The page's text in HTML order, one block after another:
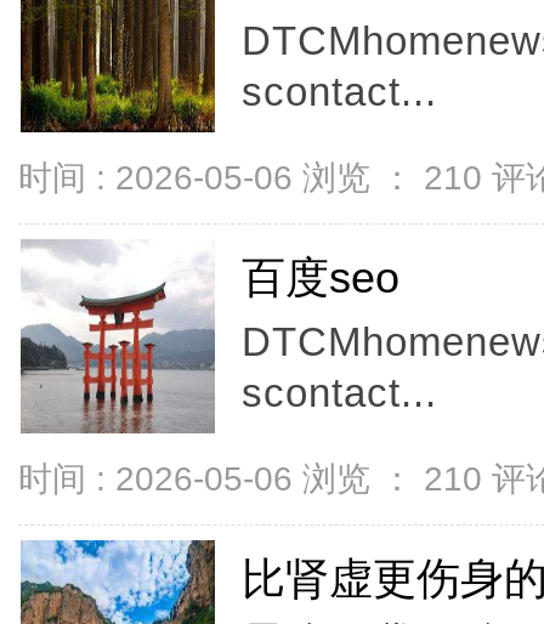
scontact...
时间 : 2026-05-06 浏览 ： 210 评
百度seo
scontact...
时间 : 2026-05-06 浏览 ： 210 评
比肾虚更伤身